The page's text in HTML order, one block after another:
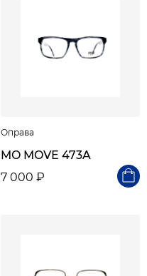
Оправа
MO MOVE 473A
7 000 ₽